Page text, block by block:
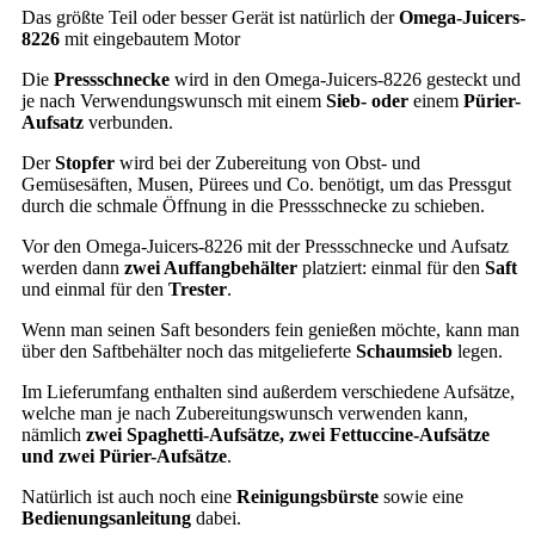
Das größte Teil oder besser Gerät ist natürlich derOmega-Juicers-
8226 mit eingebautem Motor
Die Pressschnecke wird in den Omega-Juicers-8226 gesteckt und
je nach Verwendungswunsch mit einem Sieb- oder einem Pürier-
Aufsatz verbunden.
DerStopfer wird bei der Zubereitung von Obst- und
Gemüsesäften, Musen, Pürees und Co. benötigt, um das Pressgut
durch die schmale Öffnung in die Pressschnecke zu schieben.
Vor den Omega-Juicers-8226 mit der Pressschnecke und Aufsatz
werden dann zwei Auffangbehälter platziert: einmal für den Saft
und einmal für den Trester.
Wenn man seinen Saft besonders fein genießen möchte, kann man
über den Saftbehälter noch das mitgelieferte Schaumsieb legen.
Im Lieferumfang enthalten sind außerdem verschiedene Aufsätze,
welche man je nach Zubereitungswunsch verwenden kann,
nämlich zwei Spaghetti-Aufsätze, zwei Fettuccine-Aufsätze
und zwei Pürier-Aufsätze.
Natürlich ist auch noch eine Reinigungsbürste sowie eine
Bedienungsanleitung dabei.